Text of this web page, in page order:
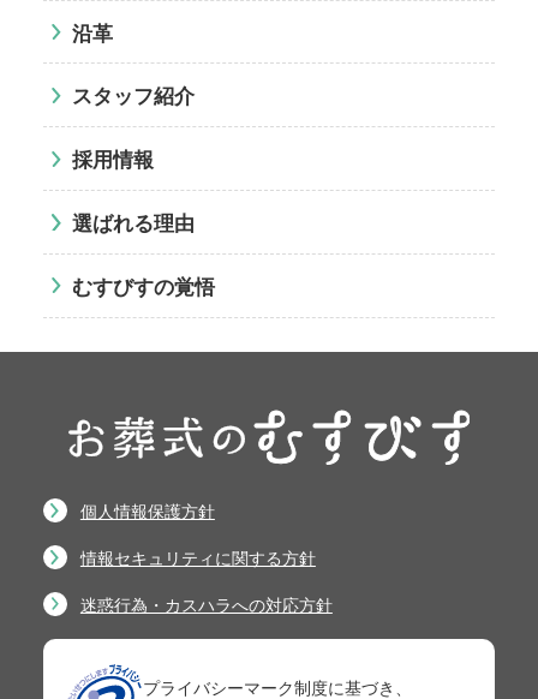
沿革
スタッフ紹介
採用情報
選ばれる理由
むすびすの覚悟
個人情報保護方針
情報セキュリティに関する方針
迷惑行為・カスハラへの対応方針
プライバシーマーク制度に基づき、